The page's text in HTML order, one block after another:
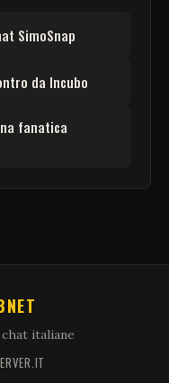
SimoSnap
da Incubo
fanatica
italiane